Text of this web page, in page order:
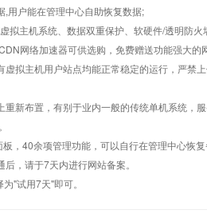
,用户能在管理中心自助恢复数据;
拟主机系统、数据双重保护、软硬件/透明防火
网络加速器可供选购，免费赠送功能强大
虚拟主机用户站点均能正常稳定的运行，严禁
重新布置，有别于业内一般的传统单机系统，
，40余项管理功能，可以自行在管理中心恢
，请于7天内进行网站备案。
"试用7天"即可。